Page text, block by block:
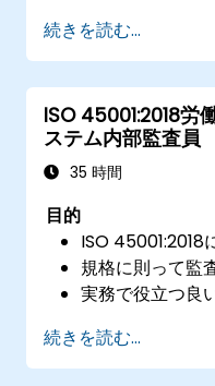
続きを読む...
ISO 45001:2018労
ステム内部監査員
35 時間
目的
ISO 45001:2018
規格に則って監
実務で役立つ良
続きを読む...